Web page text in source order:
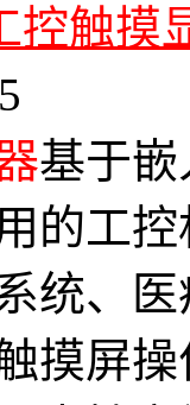
控触摸
基于
的工
统、
摸屏